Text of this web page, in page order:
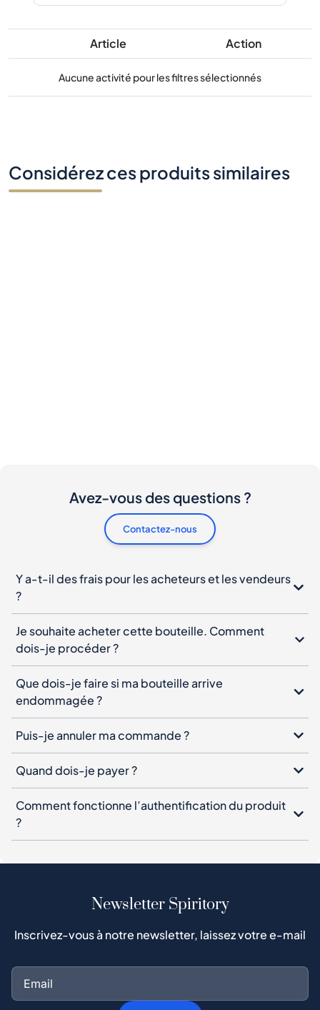
Article Action
Aucune activité pour les filtres sélectionnés
Considérez ces produits similaires
Avez-vous des questions ?
Contactez-nous
Y a-t-il des frais pour les acheteurs et les vendeurs
?
Je souhaite acheter cette bouteille. Comment
dois-je procéder ?
Que dois-je faire si ma bouteille arrive
endommagée ?
Puis-je annuler ma commande ?
Quand dois-je payer ?
Comment fonctionne l’authentification du produit
?
Newsletter Spiritory
Inscrivez-vous à notre newsletter, laissez votre e-mail